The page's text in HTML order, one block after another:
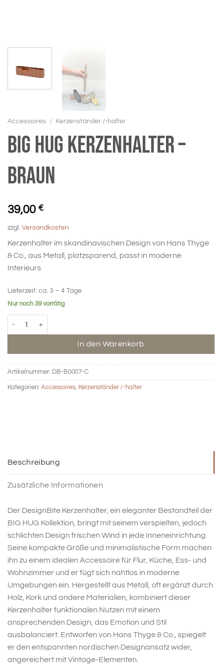
Accessoires / Kerzenständer /-halter
BIG HUG Kerzenhalter –
braun
39,00 €
zzgl. Versandkosten
Kerzenhalter im skandinavischen Design von Hans Thyge
& Co., aus Metall, platzsparend, passt in moderne
Interieurs
Lieferzeit: ca. 3 – 4 Tage
Nur noch 39 vorrätig
In den Warenkorb
Artikelnummer: DB-B0007-C
Kategorien: Accessoires, Kerzenständer /-halter
Beschreibung
Zusätzliche Informationen
Der DesignBite Kerzenhalter, ein eleganter Bestandteil der
BIG HUG Kollektion, bringt mit seinem verspielten, jedoch
schlichten Design frischen Wind in jede Inneneinrichtung.
Seine kompakte Größe und minimalistische Form machen
ihn zu einem idealen Accessoire für Flur, Küche, Ess- und
Wohnzimmer und er fügt sich nahtlos in moderne
Umgebungen ein. Hergestellt aus Metall, oft ergänzt durch
Holz, Kork und andere Materialien, kombiniert dieser
Kerzenhalter funktionalen Nutzen mit einem
ansprechenden Design, das Emotion und Stil
ausbalanciert. Entworfen von Hans Thyge & Co., spiegelt
er den entspannten nordischen Designansatz wider,
angereichert mit Vintage-Elementen.